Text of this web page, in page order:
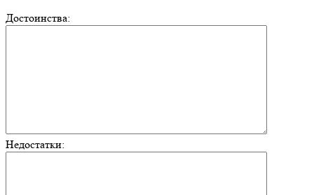
Достоинства:
Недостатки: